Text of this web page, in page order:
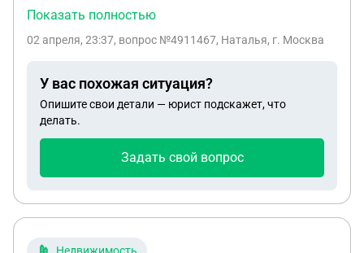
приватизация на 1/2 половины квартиры,
жила в другой квартире, на кого там доли
ему не показывали. Что делать культурно, без
ругани в этой ситуации??? Спасибо за понимание.
Показать полностью
02 апреля, 23:37, вопрос №4911467, Наталья, г. Москва
У вас похожая ситуация?
Опишите свои детали — юрист подскажет, что
делать.
Задать свой вопрос